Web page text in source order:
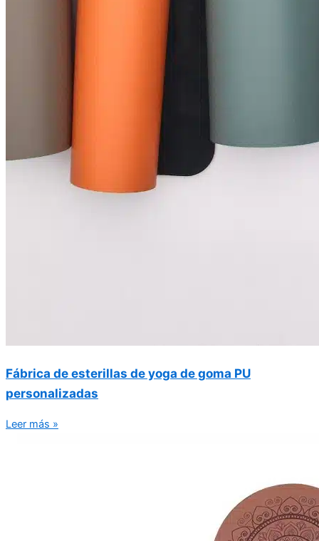
Fábrica de esterillas de yoga de goma PU
personalizadas
Leer más »